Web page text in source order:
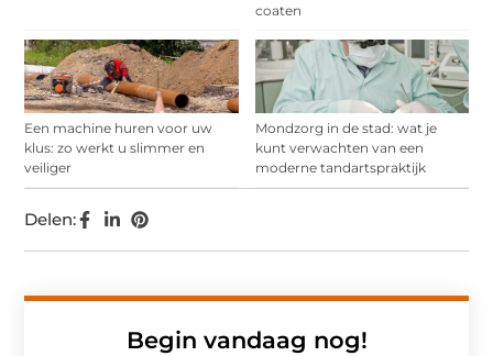
coaten
Een machine huren voor uw
klus: zo werkt u slimmer en
veiliger
Mondzorg in de stad: wat je
kunt verwachten van een
moderne tandartspraktijk
Begin vandaag nog!
Delen: